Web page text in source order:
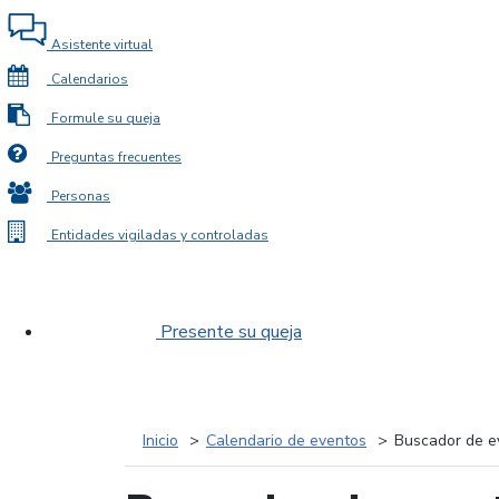
Asistente virtual
Calendarios
Formule su queja
Preguntas frecuentes
Personas
Entidades vigiladas y controladas
Presente su queja
Inicio Calendario de eventos Buscador de